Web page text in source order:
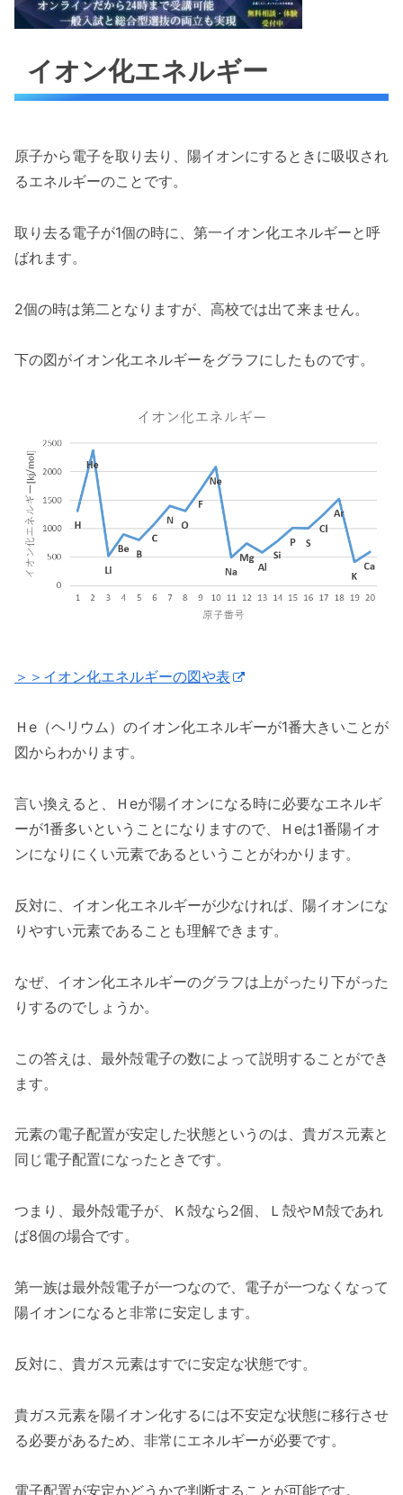
イオン化エネルギー
原子から電子を取り去り、陽イオンにするときに吸収され
るエネルギーのことです。
取り去る電子が1個の時に、第一イオン化エネルギーと呼
ばれます。
2個の時は第二となりますが、高校では出て来ません。
下の図がイオン化エネルギーをグラフにしたものです。
＞＞イオン化エネルギーの図や表
Ｈe（ヘリウム）のイオン化エネルギーが1番大きいことが
図からわかります。
言い換えると、Ｈeが陽イオンになる時に必要なエネルギ
ーが1番多いということになりますので、Ｈeは1番陽イオ
ンになりにくい元素であるということがわかります。
反対に、イオン化エネルギーが少なければ、陽イオンにな
りやすい元素であることも理解できます。
なぜ、イオン化エネルギーのグラフは上がったり下がった
りするのでしょうか。
この答えは、最外殻電子の数によって説明することができ
ます。
元素の電子配置が安定した状態というのは、貴ガス元素と
同じ電子配置になったときです。
つまり、最外殻電子が、Ｋ殻なら2個、Ｌ殻やＭ殻であれ
ば8個の場合です。
第一族は最外殻電子が一つなので、電子が一つなくなって
陽イオンになると非常に安定します。
反対に、貴ガス元素はすでに安定な状態です。
貴ガス元素を陽イオン化するには不安定な状態に移行させ
る必要があるため、非常にエネルギーが必要です。
電子配置が安定かどうかで判断することが可能です。